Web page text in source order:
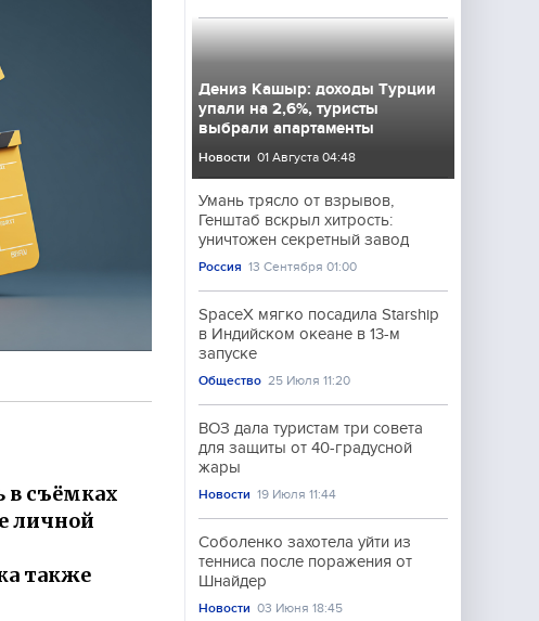
в съёмках
личной
также
Дениз Кашыр: доходы Турции
упали на 2,6%, туристы
выбрали апартаменты
Новости 01 Августа 04:48
Умань трясло от взрывов,
Генштаб вскрыл хитрость:
уничтожен секретный завод
Россия 13 Сентября 01:00
SpaceX мягко посадила Starship
в Индийском океане в 13-м
запуске
Общество 25 Июля 11:20
ВОЗ дала туристам три совета
для защиты от 40-градусной
жары
Новости 19 Июля 11:44
Соболенко захотела уйти из
тенниса после поражения от
Шнайдер
Новости 03 Июня 18:45